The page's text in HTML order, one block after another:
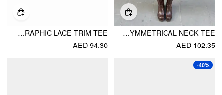
COTTON-BLEND DEER & BOWKNOT GRAPHIC ASYMMETRICAL NECK TEE
AED 102.35
COTTON-BLEND HEART BUNNY GRAPHIC LACE TRIM TEE
AED 94.30
-40%